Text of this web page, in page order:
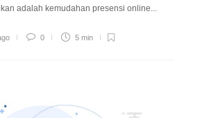
adalah kemudahan presensi online...
0 5 min